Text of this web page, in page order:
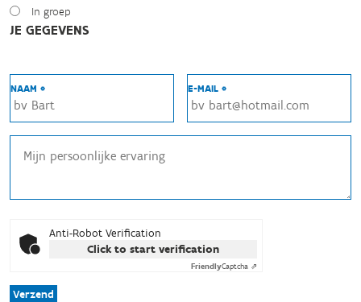
In groep
JE GEGEVENS
NAAM * E-MAIL *
Anti-Robot Verification
Click to start verification
FriendlyCaptcha ⇗
Verzend